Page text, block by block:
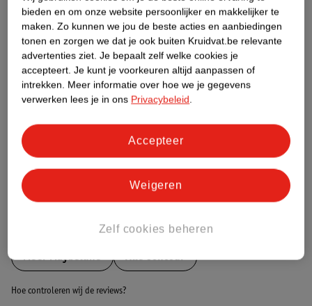
Etiketinformatie
Nature Impact Score
Dit product heeft (nog) geen Nature
Impact Score.
Bestel & Bezorginformatie
MeerMaybelline Alle Contour
Hoe controleren wij de reviews?
bieden en om onze website persoonlijker en makkelijker te
maken. Zo kunnen we jou de beste acties en aanbiedingen
tonen en zorgen we dat je ook buiten Kruidvat.be relevante
advertenties ziet. Je bepaalt zelf welke cookies je
accepteert. Je kunt je voorkeuren altijd aanpassen of
intrekken. Meer informatie over hoe we je gegevens
verwerken lees je in ons Privacybeleid.
Zelf cookies beheren
Weigeren
Accepteer